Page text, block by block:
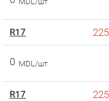
R17
0 MDL/шт
R17